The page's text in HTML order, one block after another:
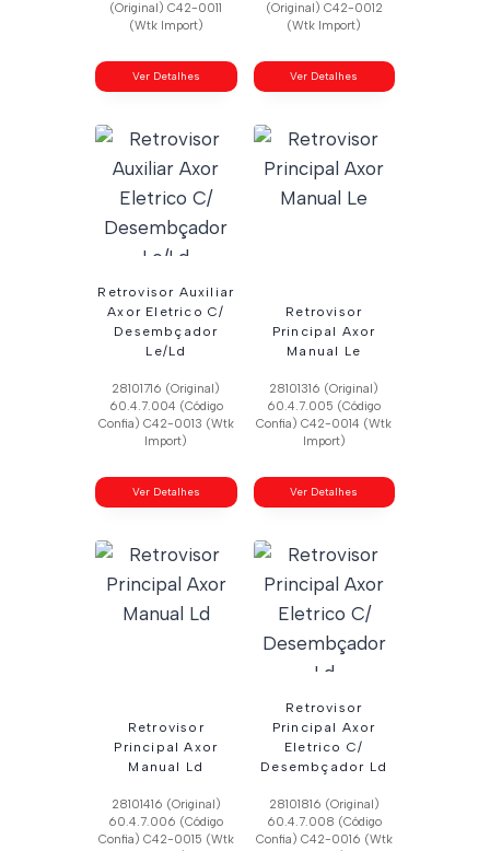
(Original) C42-0011
(Wtk Import)
Ver Detalhes
(Original) C42-0012
(Wtk Import)
Ver Detalhes
Retrovisor Auxiliar
Axor Eletrico C/
Desembçador
Le/Ld
28101716 (Original)
60.4.7.004 (Código
Confia) C42-0013 (Wtk
Import)
Ver Detalhes
Retrovisor
Principal Axor
Manual Le
28101316 (Original)
60.4.7.005 (Código
Confia) C42-0014 (Wtk
Import)
Ver Detalhes
Retrovisor
Principal Axor
Manual Ld
28101416 (Original)
60.4.7.006 (Código
Confia) C42-0015 (Wtk
Retrovisor
Principal Axor
Eletrico C/
Desembçador Ld
28101816 (Original)
60.4.7.008 (Código
Confia) C42-0016 (Wtk